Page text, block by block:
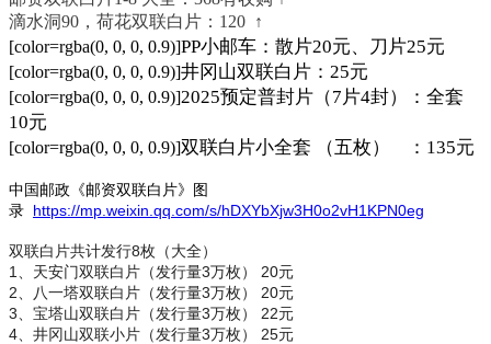
滴水洞90，荷花双联白片：120 ↑
[color=rgba(0, 0, 0, 0.9)]PP小邮车：散片20元、刀片25元
[color=rgba(0, 0, 0, 0.9)]井冈山双联白片：25元
[color=rgba(0, 0, 0, 0.9)]2025预定普封片（7片4封）：全套
10元
[color=rgba(0, 0, 0, 0.9)]双联白片小全套 （五枚） ：135元
中国邮政《邮资双联白片》图
录 https://mp.weixin.qq.com/s/hDXYbXjw3H0o2vH1KPN0eg
双联白片共计发行8枚（大全）
1、天安门双联白片（发行量3万枚） 20元
2、八一塔双联白片（发行量3万枚） 20元
3、宝塔山双联白片（发行量3万枚） 22元
4、井冈山双联小片（发行量3万枚） 25元